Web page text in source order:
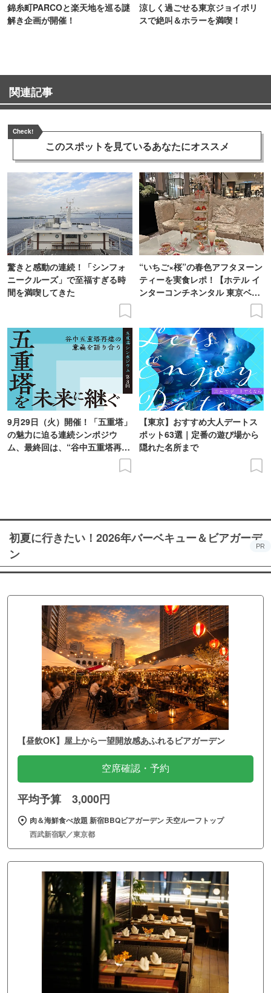
錦糸町PARCOと楽天地を巡る謎
解き企画が開催！
涼しく過ごせる東京ジョイポリ
スで絶叫＆ホラーを満喫！
関連記事
Check!
このスポットを見ているあなたにオススメ
驚きと感動の連続！「シンフォ
ニークルーズ」で至福すぎる時
間を満喫してきた
“いちご×桜”の春色アフタヌーン
ティーを実食レポ！【ホテル イ
ンターコンチネンタル 東京ベ
9月29日（火）開催！「五重塔」
の魅力に迫る連続シンポジウ
ム、最終回は、“谷中五重塔再建
【東京】おすすめ大人デートス
ポット63選｜定番の遊び場から
隠れた名所まで
初夏に行きたい！2026年バーベキュー＆ビアガーデ
ン
PR
【昼飲OK】屋上から一望開放感あふれるビアガーデン
空席確認・予約
平均予算 3,000円
肉＆海鮮食べ放題 新宿BBQビアガーデン 天空ルーフトップ
西武新宿駅／東京都